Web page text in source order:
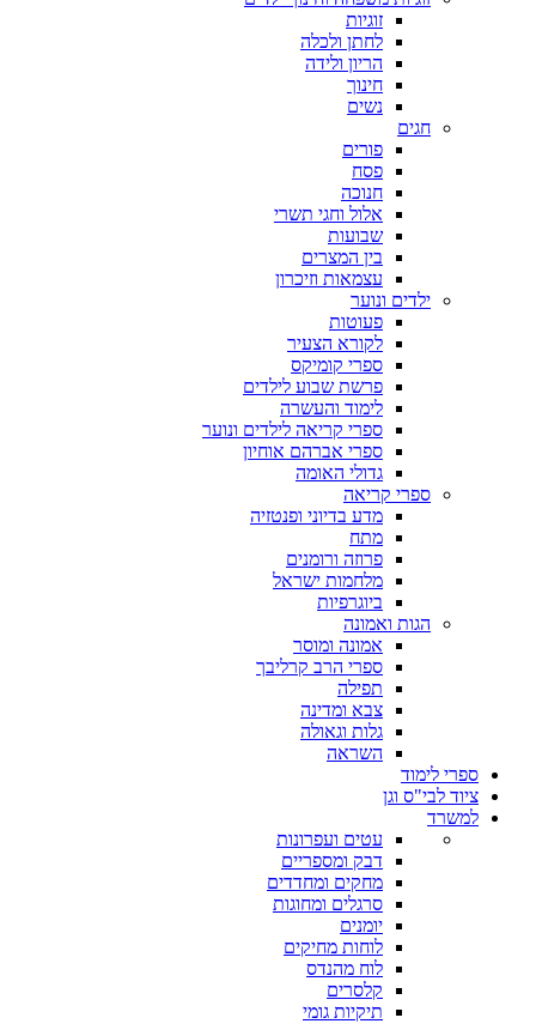
זוגיות
לחתן ולכלה
הריון ולידה
חינוך
נשים
חגים
פורים
פסח
חנוכה
אלול וחגי תשרי
שבועות
בין המצרים
עצמאות וזיכרון
ילדים ונוער
פעוטות
לקורא הצעיר
ספרי קומיקס
פרשת שבוע לילדים
לימוד והעשרה
ספרי קריאה לילדים ונוער
ספרי אברהם אוחיון
גדולי האומה
ספרי קריאה
מדע בדיוני ופנטזיה
מתח
פרוזה ורומנים
מלחמות ישראל
ביוגרפיות
הגות ואמונה
אמונה ומוסר
ספרי הרב קרליבך
תפילה
צבא ומדינה
גלות וגאולה
השראה
ספרי לימוד
ציוד לבי"ס וגן
למשרד
עטים ועפרונות
דבק ומספריים
מחקים ומחדדים
סרגלים ומחוגות
יומנים
לוחות מחיקים
לוח מהנדס
קלסרים
תיקיות גומי